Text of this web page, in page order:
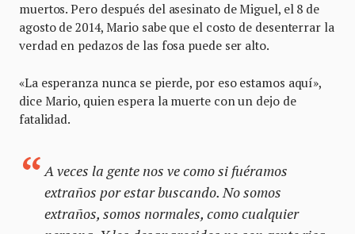
muertos. Pero después del asesinato de Miguel, el 8 de
agosto de 2014, Mario sabe que el costo de desenterrar la
verdad en pedazos de las fosa puede ser alto.
«La esperanza nunca se pierde, por eso estamos aquí»,
dice Mario, quien espera la muerte con un dejo de
fatalidad.
A veces la gente nos ve como si fuéramos
extraños por estar buscando. No somos
extraños, somos normales, como cualquier